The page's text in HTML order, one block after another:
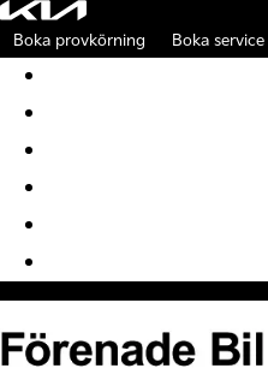
Boka provkörning Boka service